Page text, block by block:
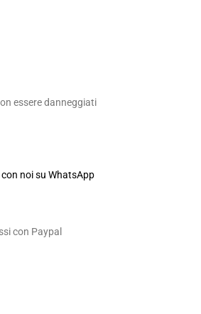
essere danneggiati
noi su WhatsApp
con Paypal